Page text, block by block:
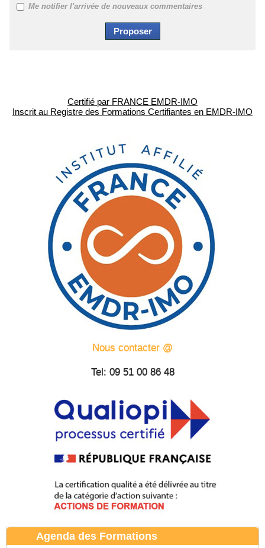
Me notifier l'arrivée de nouveaux commentaires
Certifié par FRANCE EMDR-IMO
Inscrit au Registre des Formations Certifiantes en EMDR-IMO
Nous contacter @
Tel: 09 51 00 86 48
Agenda des Formations